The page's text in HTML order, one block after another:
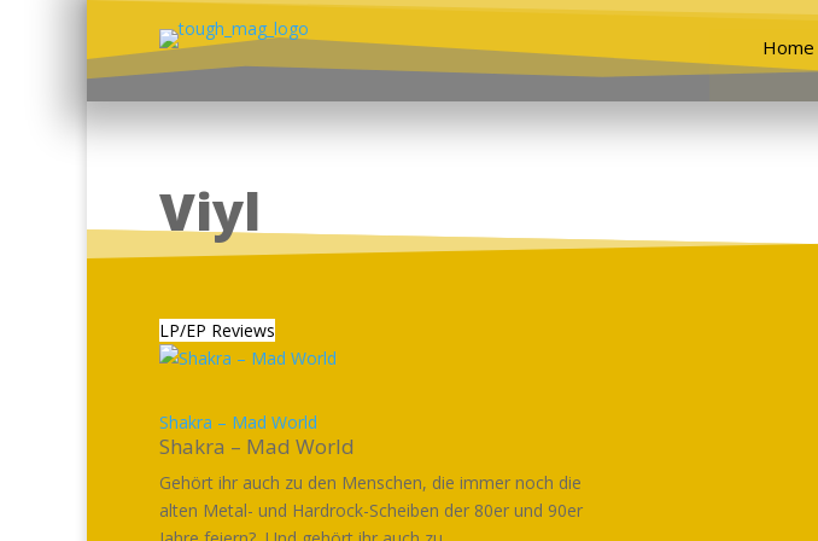
Home
Viyl
LP/EP Reviews
Shakra – Mad World
Shakra – Mad World
Gehört ihr auch zu den Menschen, die immer noch die
alten Metal- und Hardrock-Scheiben der 80er und 90er